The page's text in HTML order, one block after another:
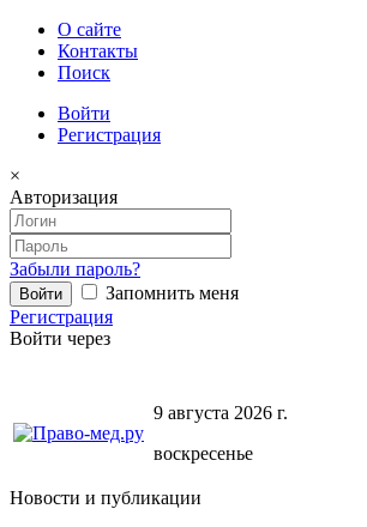
О сайте
Контакты
Поиск
Войти
Регистрация
×
Авторизация
Забыли пароль?
Запомнить меня
Регистрация
Войти через
9 августа 2026 г.
воскресенье
Новости и публикации